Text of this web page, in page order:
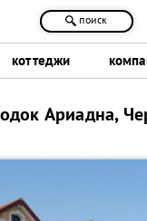
коттеджи
поиск
Ариадна,